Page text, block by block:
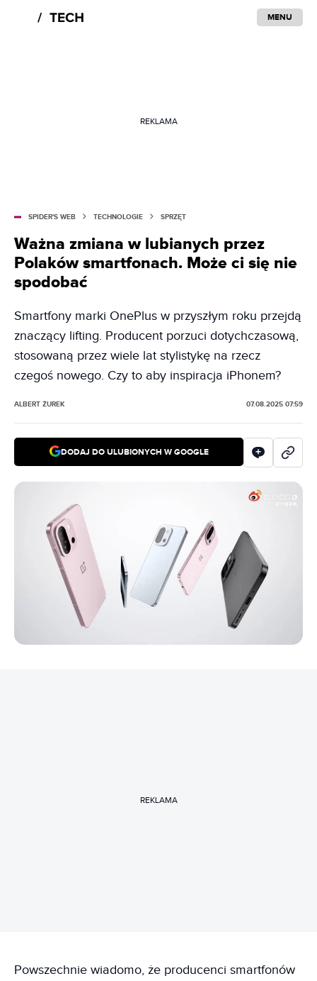
MENU
REKLAMA
SPIDER'S WEB TECHNOLOGIE SPRZĘT
Ważna zmiana w lubianych przez
Polaków smartfonach. Może ci się nie
spodobać
Smartfony marki OnePlus w przyszłym roku przejdą
znaczący lifting. Producent porzuci dotychczasową,
stosowaną przez wiele lat stylistykę na rzecz
czegoś nowego. Czy to aby inspiracja iPhonem?
ALBERT ŻUREK 07.08.2025 07:59
DODAJ DO ULUBIONYCH W GOOGLE
REKLAMA
Powszechnie wiadomo, że producenci smartfonów